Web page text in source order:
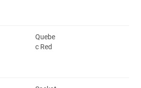
Quebe
c Red